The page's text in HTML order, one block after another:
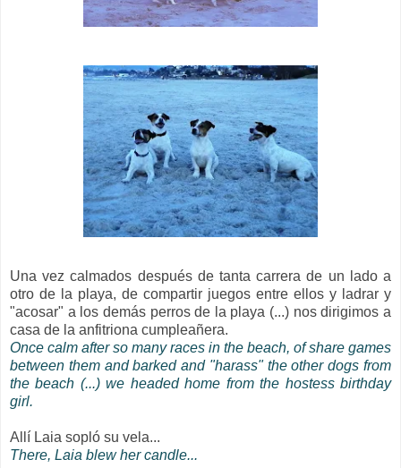
Una vez calmados después de tanta carrera de un lado a
otro de la playa, de compartir juegos entre ellos y ladrar y
"acosar" a los demás perros de la playa (...) nos dirigimos a
casa de la anfitriona cumpleañera.
Once calm after so many races in the beach, of share games
between them and barked and "harass" the other dogs from
the beach (...) we headed home from the hostessbirthday
girl.
Allí Laia sopló su vela...
There, Laia blew her candle...